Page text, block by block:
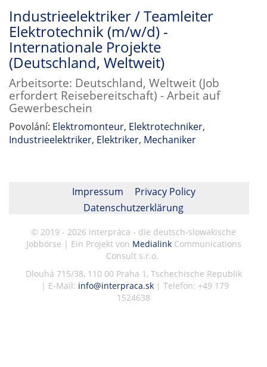
Industrieelektriker / Teamleiter
Elektrotechnik (m/w/d) -
Internationale Projekte
(Deutschland, Weltweit)
Arbeitsorte: Deutschland, Weltweit (Job
erfordert Reisebereitschaft) - Arbeit auf
Gewerbeschein
Povolání: Elektromonteur, Elektrotechniker,
Industrieelektriker, Elektriker, Mechaniker
Impressum
Privacy Policy
Datenschutzerklärung
© 2019 - 2026 interpráca - die deutsch-slowakische
Jobbörse | Ein Projekt von MedialinkCommunications
Consult s.r.o.
Dlouhá 715/38, 110 00 Praha 1, Tschechische Republik
| E-Mail: info@interpraca.sk| Telefon: +49 179
1524638